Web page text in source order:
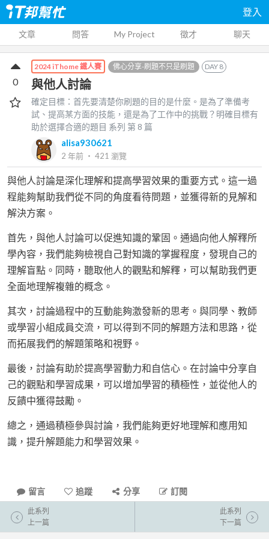
登入
文章 問答 My Project 徵才 聊天
2024 iThome 鐵人賽 佛心分享-刷題不只是刷題 DAY 8
與他人討論
確定目標：首先要清楚你刷題的目的是什麼。是為了準備考
試、提高某方面的技能，還是為了工作中的挑戰？明確目標有
助於選擇合適的題目 系列 第 8 篇
alisa930621
2 年前 ‧ 421 瀏覽
0
與他人討論是深化理解和提高學習效果的重要方式。這一過
程能夠幫助我們從不同的角度看待問題，並獲得新的見解和
解決方案。
首先，與他人討論可以促進知識的鞏固。通過向他人解釋所
學內容，我們能夠檢視自己對知識的掌握程度，發現自己的
理解盲點。同時，聽取他人的觀點和解釋，可以幫助我們更
全面地理解複雜的概念。
其次，討論過程中的互動能夠激發新的思考。與同學、教師
或學習小組成員交流，可以得到不同的解題方法和思路，從
而拓展我們的解題策略和視野。
最後，討論有助於提高學習動力和自信心。在討論中分享自
己的觀點和學習成果，可以增加學習的積極性，並從他人的
反饋中獲得鼓勵。
總之，通過積極參與討論，我們能夠更好地理解和應用知
識，提升解題能力和學習效果。
留言 追蹤 分享 訂閱
此系列
上一篇
此系列
下一篇